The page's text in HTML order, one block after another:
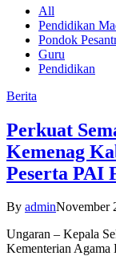
All
Pendidikan
Pondok
Guru
Pendidikan
Berita
Perkuat
Kemenag
Peserta PAI
By adminNovember
Ungaran – Kepala
Kementerian